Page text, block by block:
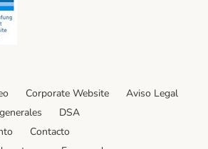
Corporate Website
Aviso Legal
DSA
Contacto